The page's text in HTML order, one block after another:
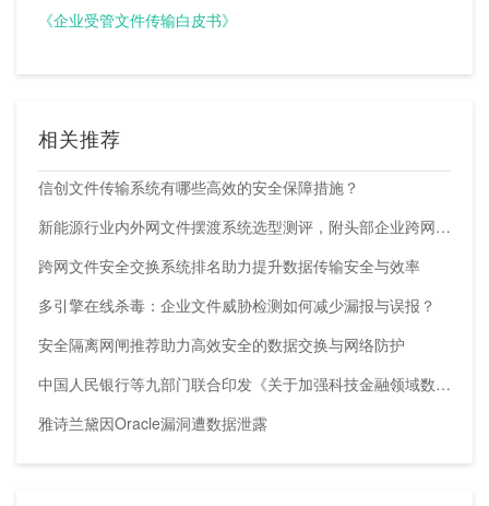
《企业受管文件传输白皮书》
相关推荐
信创文件传输系统有哪些高效的安全保障措施？
新能源行业内外网文件摆渡系统选型测评，附头部企业跨网部署案例
跨网文件安全交换系统排名助力提升数据传输安全与效率
多引擎在线杀毒：企业文件威胁检测如何减少漏报与误报？
安全隔离网闸推荐助力高效安全的数据交换与网络防护
中国人民银行等九部门联合印发《关于加强科技金融领域数据开发利用的通知》
雅诗兰黛因Oracle漏洞遭数据泄露